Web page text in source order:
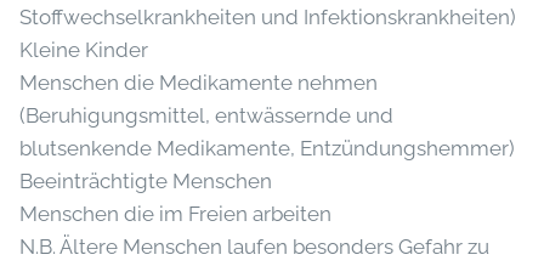
Stoffwechselkrankheiten und Infektionskrankheiten)
Kleine Kinder
Menschen die Medikamente nehmen
(Beruhigungsmittel, entwässernde und
blutsenkende Medikamente, Entzündungshemmer)
Beeinträchtigte Menschen
Menschen die im Freien arbeiten
N.B. Ältere Menschen laufen besonders Gefahr zu